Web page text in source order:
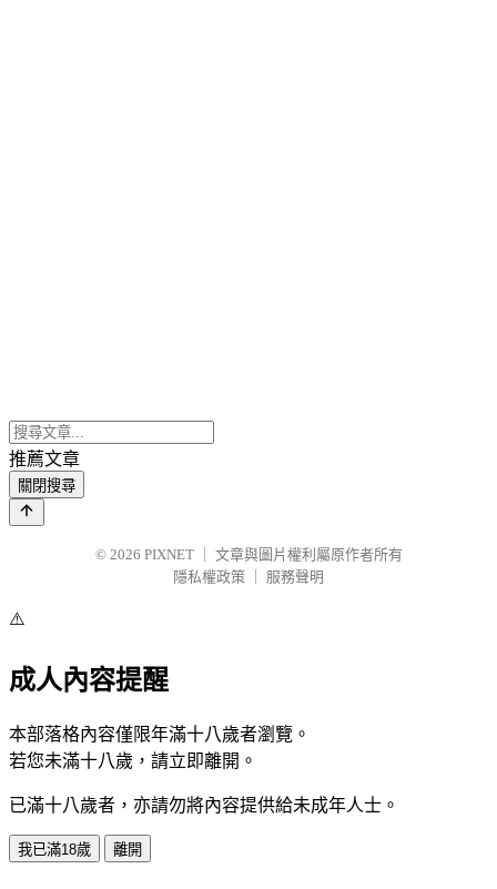
推薦文章
關閉搜尋
© 2026 PIXNET
文章與圖片權利屬原作者所有
隱私權政策
服務聲明
⚠️
成人內容提醒
本部落格內容僅限年滿十八歲者瀏覽。
若您未滿十八歲，請立即離開。
已滿十八歲者，亦請勿將內容提供給未成年人士。
我已滿18歲 離開